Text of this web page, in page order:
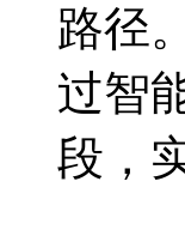
路径
过智
段，